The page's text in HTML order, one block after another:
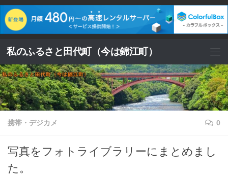
コンテンツへスキップ
私のふるさと田代町（今は錦江町）
携帯・デジカメ 0
写真をフォトライブラリーにまとめまし
た。